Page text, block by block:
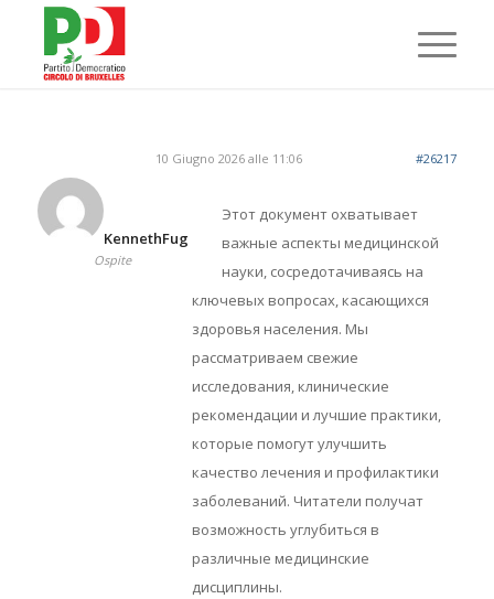
10 Giugno 2026 alle 11:06 #26217
KennethFug
Ospite
Этот документ охватывает
важные аспекты медицинской
науки, сосредотачиваясь на
ключевых вопросах, касающихся
здоровья населения. Мы
рассматриваем свежие
исследования, клинические
рекомендации и лучшие практики,
которые помогут улучшить
качество лечения и профилактики
заболеваний. Читатели получат
возможность углубиться в
различные медицинские
дисциплины.